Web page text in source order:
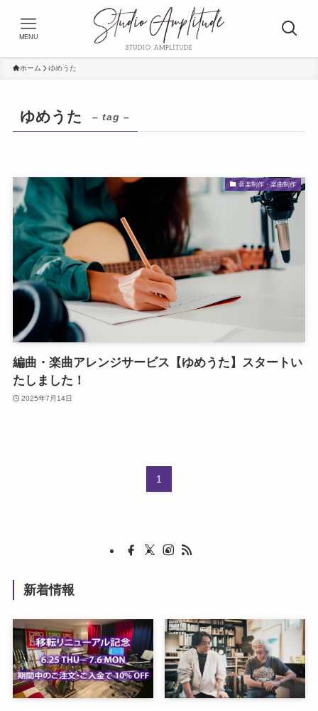
MENU
ホーム ゆめうた
ゆめうた – tag –
音楽制作・楽曲制作
編曲・楽曲アレンジサービス【ゆめうた】スタートい
たしました！
2025年7月14日
1
新着情報